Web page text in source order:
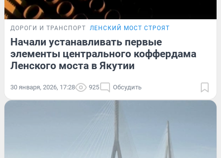
ДОРОГИ И ТРАНСПОРТ ЛЕНСКИЙ МОСТ СТРОЯТ
Начали устанавливать первые
элементы центрального коффердама
Ленского моста в Якутии
30 января, 2026, 17:28 925 Обсудить